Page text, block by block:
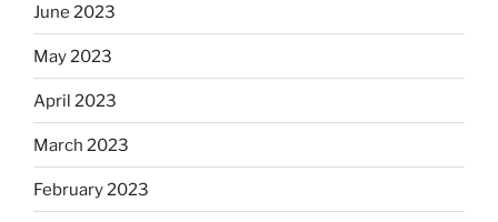
June 2023
May 2023
April 2023
March 2023
February 2023